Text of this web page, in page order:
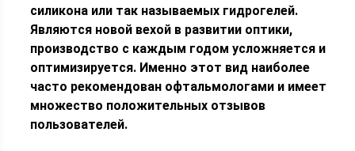
силикона или так называемых гидрогелей.
Являются новой вехой в развитии оптики,
производство с каждым годом усложняется и
оптимизируется. Именно этот вид наиболее
часто рекомендован офтальмологами и имеет
множество положительных отзывов
пользователей.